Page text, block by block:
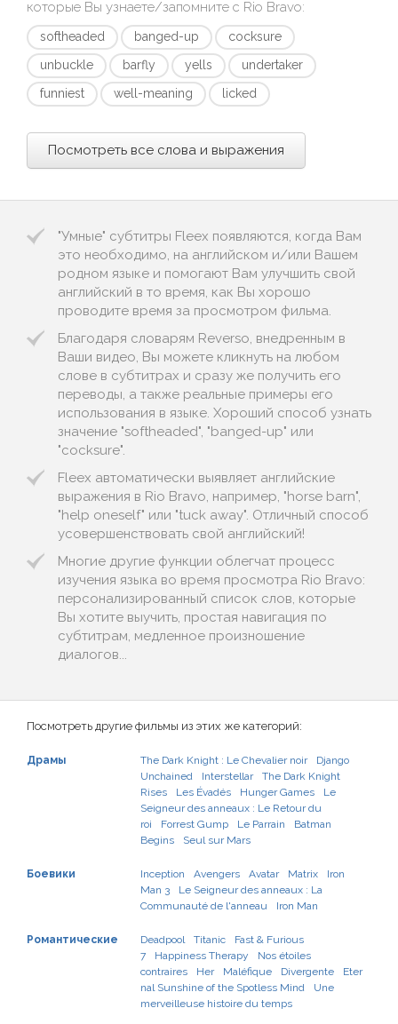
которые Вы узнаете/запомните с Rio Bravo:
softheaded banged-up
cocksure
unbuckle
barfly yells
undertaker
funniest
well-meaning licked
Посмотреть все слова и выражения
"Умные" субтитры Fleex появляются, когда Вам
это необходимо, на английском и/или Вашем
родном языке и помогают Вам улучшить свой
английский в то время, как Вы хорошо
проводите время за просмотром фильма.
Благодаря словарям Reverso, внедренным в
Ваши видео, Вы можете кликнуть на любом
слове в субтитрах и сразу же получить его
переводы, а также реальные примеры его
использования в языке. Хороший способ узнать
значение "softheaded", "banged-up" или
"cocksure".
Fleex автоматически выявляет английские
выражения в Rio Bravo, например, "horse barn",
"help oneself" или "tuck away". Отличный способ
усовершенствовать свой английский!
Многие другие функции облегчат процесс
изучения языка во время просмотра Rio Bravo:
персонализированный список слов, которые
Вы хотите выучить, простая навигация по
субтитрам, медленное произношение
диалогов...
Посмотреть другие фильмы из этих же категорий:
Драмы The Dark Knight : Le Chevalier noir
Django
Unchained
Interstellar
The Dark Knight
Rises
Les Évadés Hunger Games
Le
Seigneur des anneaux : Le Retour du
roi
Forrest Gump Le Parrain
Batman
Begins
Seul sur Mars
Боевики Inception Avengers Avatar Matrix
Iron
Man 3
Le Seigneur des anneaux : La
Communauté de l'anneau
Iron Man
Романтические Deadpool Titanic
Fast & Furious
7
Happiness Therapy
Nos étoiles
contraires
Her Maléfique Divergente
Eter
nal Sunshine of the Spotless Mind
Une
merveilleuse histoire du temps